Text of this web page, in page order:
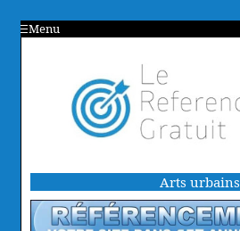
Menu
Arts urbains